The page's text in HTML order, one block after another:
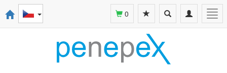
Toggle
navigation
Toggle
search
0